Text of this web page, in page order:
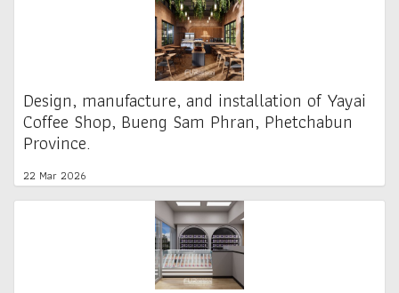
Design, manufacture, and installation of Yayai
Coffee Shop, Bueng Sam Phran, Phetchabun
Province.
22 Mar 2026